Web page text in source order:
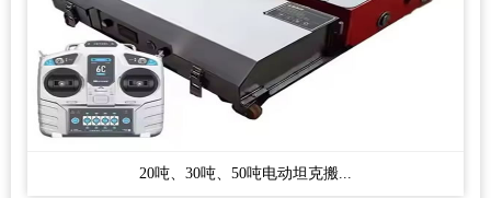
20吨、30吨、50吨电动坦克搬...